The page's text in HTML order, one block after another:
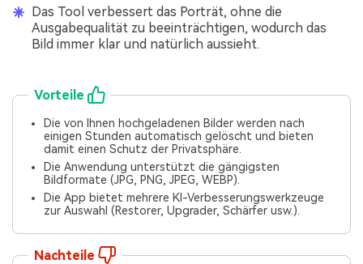
Das Tool verbessert das Porträt, ohne die
Ausgabequalität zu beeinträchtigen, wodurch das
Bild immer klar und natürlich aussieht.
Vorteile
Die von Ihnen hochgeladenen Bilder werden nach
einigen Stunden automatisch gelöscht und bieten
damit einen Schutz der Privatsphäre.
Die Anwendung unterstützt die gängigsten
Bildformate (JPG, PNG, JPEG, WEBP).
Die App bietet mehrere KI-Verbesserungswerkzeuge
zur Auswahl (Restorer, Upgrader, Schärfer usw.).
Nachteile